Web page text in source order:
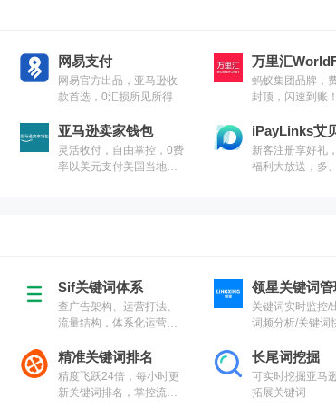
网易支付
网易官方出品，亚马逊收
款首选，0汇损所见所得
万里汇
蚂蚁集团品牌，
封顶，闪速到账！
亚马逊卖家钱包
灵活收付，自由掌控，0费
率以美元支付美国当地供
iPayLinks艾
新客注册享好礼
福利大放送，多、
Sif关键词体系
查广告架构、运营打法、
流量结构，体系化运营关
领星关键词管
关键词实时监控/
词频分析/关键词
精准关键词排名
精度飞跃24倍，每小时更
新关键词排名，掌控流量
长尾词挖掘
可实时挖掘亚马
拓展关键词